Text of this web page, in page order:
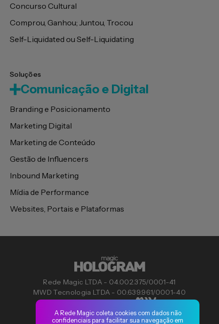
Concurso Cultural
Comprou, Ganhou; Juntou, Trocou
Self-Liquidated ou Self-Liquidating
Soluções
Comunicação e Digital
Branding e Posicionamento
Marketing Digital
Marketing de Conteúdo
Gestão de Influencers
Inbound Marketing
Mídia de Performance
Websites, Portais e Plataformas
Rede Magic LTDA - 04.002.375/0001-41
MWD Tecnologia LTDA - 00.639.961/0001-40
A Rede Magic coleta cookies com dados não
confidenciais para facilitar sua navegação em